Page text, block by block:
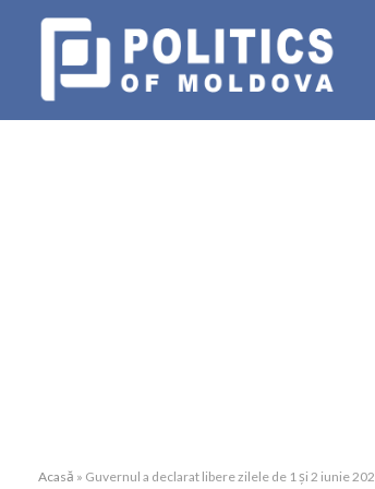
Acasă » Guvernul a declarat libere zilele de 1 și 2 iunie